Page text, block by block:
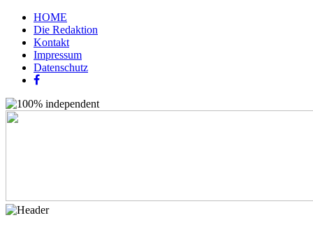
HOME
Die Redaktion
Kontakt
Impressum
Datenschutz